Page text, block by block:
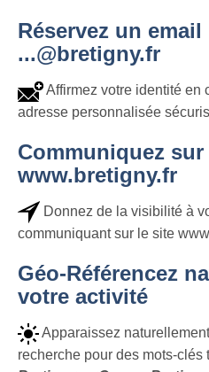
Réservez un
...@bretigny.fr
Affirmez votre identité en
adresse personnalisée
Communiquez
www.bretigny.fr
Donnez de la visibilité à
communiquant sur le site
Géo-Référencez
votre activité
Apparaissez
recherche pour des mots-clés